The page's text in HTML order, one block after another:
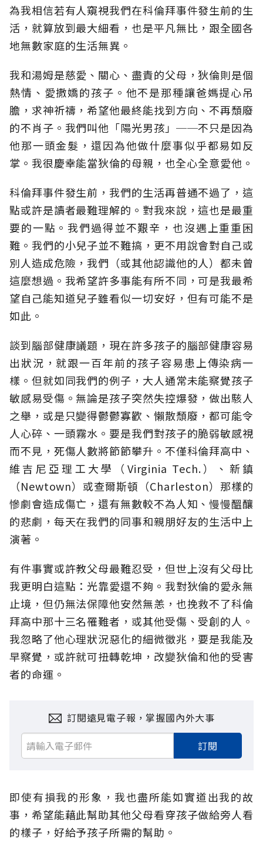
為我相信若有人窺視我們在科倫拜事件發生前的生
活，就算放到最大細看，也是平凡無比，跟全國各
地無數家庭的生活無異。
我和湯姆是慈愛、關心、盡責的父母，狄倫則是個
熱情、愛撒嬌的孩子。他不是那種讓爸媽提心吊
膽，求神祈禱，希望他最終能找到方向、不再頹廢
的不肖子。我們叫他「陽光男孩」──不只是因為
他那一頭金髮，還因為他做什麼事似乎都易如反
掌。我很慶幸能當狄倫的母親，也全心全意愛他。
科倫拜事件發生前，我們的生活再普通不過了，這
點或許是讀者最難理解的。對我來說，這也是最重
要的一點。我們過得並不艱辛，也沒遇上重重困
難。我們的小兒子並不難搞，更不用說會對自己或
別人造成危險，我們（或其他認識他的人）都未曾
這麼想過。我希望許多事能有所不同，可是我最希
望自己能知道兒子雖看似一切安好，但有可能不是
如此。
談到腦部健康議題，現在許多孩子的腦部健康容易
出狀況，就跟一百年前的孩子容易患上傳染病一
樣。但就如同我們的例子，大人通常未能察覺孩子
敏感易受傷。無論是孩子突然失控爆發，做出駭人
之舉，或是只變得鬱鬱寡歡、懶散頹廢，都可能令
人心碎、一頭霧水。要是我們對孩子的脆弱敏感視
而不見，死傷人數將節節攀升。不僅科倫拜高中、
維吉尼亞理工大學（Virginia Tech.）、新鎮
（Newtown）或查爾斯頓（Charleston）那樣的
慘劇會造成傷亡，還有無數較不為人知、慢慢醞釀
的悲劇，每天在我們的同事和親朋好友的生活中上
演著。
有件事實或許教父母最難忍受，但世上沒有父母比
我更明白這點：光靠愛還不夠。我對狄倫的愛永無
止境，但仍無法保障他安然無恙，也挽救不了科倫
拜高中那十三名罹難者，或其他受傷、受創的人。
我忽略了他心理狀況惡化的細微徵兆，要是我能及
早察覺，或許就可扭轉乾坤，改變狄倫和他的受害
者的命運。
訂閱遠見電子報，掌握國內外大事
訂閱
即使有損我的形象，我也盡所能如實道出我的故
事，希望能藉此幫助其他父母看穿孩子做給旁人看
的樣子，好給予孩子所需的幫助。